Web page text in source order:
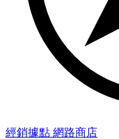
經銷據點 網路商店